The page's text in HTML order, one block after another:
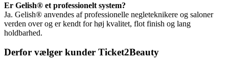
Er Gelish® et professionelt system?
Ja. Gelish® anvendes af professionelle negleteknikere og saloner
verden over og er kendt for høj kvalitet, flot finish og lang
holdbarhed.
Derfor vælger kunder Ticket2Beauty